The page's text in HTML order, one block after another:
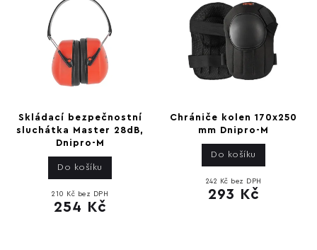
Skládací bezpečnostní
sluchátka Master 28dB,
Dnipro-M
210 Kč bez DPH
254 Kč
Do košíku
Chrániče kolen 170x250
mm Dnipro-M
242 Kč bez DPH
293 Kč
Do košíku